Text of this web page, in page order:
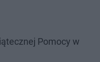
Pomocy w